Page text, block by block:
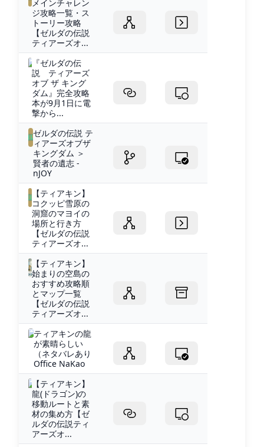
メインチャレン
ジ攻略一覧・ス
トーリー攻略
【ゼルダの伝説
ティアーズオ...
『ゼルダの伝
説 ティアーズ
オブ ザ キング
ダム』完全攻略
本が9月1日に電
撃から...
ゼルダの伝説 テ
ィアーズオブザ
キングダム ＞
賢者の遺志 -
nJOY
【ティアキン】
コクッピ雪原の
洞窟のマヨイの
場所と行き方
【ゼルダの伝説
ティアーズオ...
【ティアキン】
始まりの空島の
おすすめ攻略順
とマップ一覧
【ゼルダの伝説
ティアーズオ...
ティアキンの龍
が素晴らしい
（ネタバレあり
Office NaKao
【ティアキン】
龍(ドラゴン)の
移動ルートと素
材の集め方【ゼ
ルダの伝説ティ
アーズオ...